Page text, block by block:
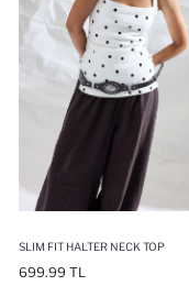
SLIM FIT HALTER NECK TOP
699.99 TL